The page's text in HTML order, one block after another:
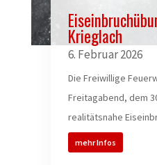
Krieglach
6. Februar 2026
Die Freiwillige
Freitagabend, dem
realitätsnahe
mehr Infos